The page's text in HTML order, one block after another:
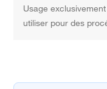
Usage
utiliser pour des